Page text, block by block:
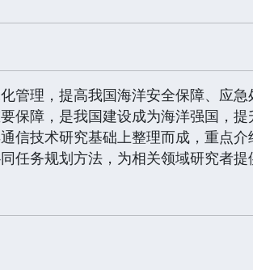
管理，提高我国海洋安全保障、应
保障，是我国建设成为海洋强国，
信技术研究基础上整理而成，重点
任务规划方法，为相关领域研究者提